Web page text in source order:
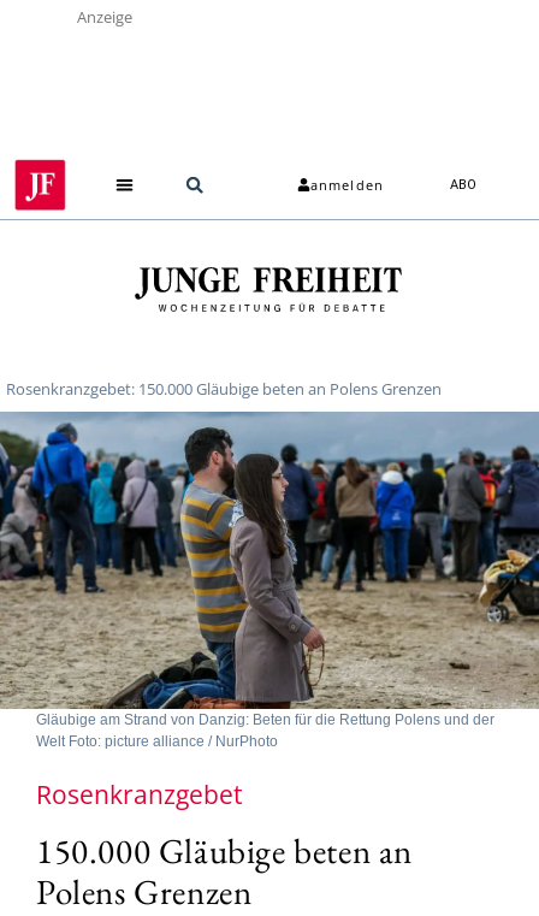
Anzeige
anmelden ABO
Rosenkranzgebet: 150.000 Gläubige beten an Polens Grenzen
Gläubige am Strand von Danzig: Beten für die Rettung Polens und der
Welt Foto: picture alliance / NurPhoto
Rosenkranzgebet
150.000 Gläubige beten an
Polens Grenzen